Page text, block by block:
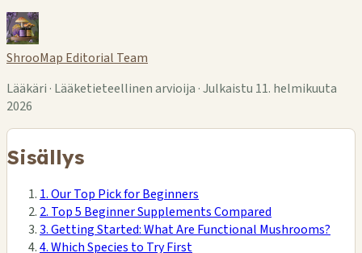
ShrooMap Editorial Team
Lääkäri · Lääketieteellinen arvioija · Julkaistu 11. helmikuuta
2026
Sisällys
1. Our Top Pick for Beginners
2. Top 5 Beginner Supplements Compared
3. Getting Started: What Are Functional Mushrooms?
4. Which Species to Try First